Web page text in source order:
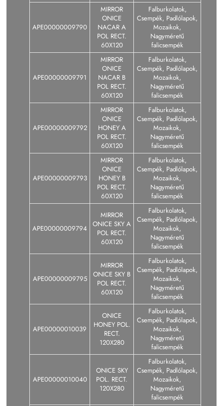
APE00000009790
MIRROR
ONICE
NACAR A
POL RECT.
60X120
Falburkolatok,
Csempék, Padlólapok,
Mozaikok,
Nagyméretű
falicsempék
APE00000009791
MIRROR
ONICE
NACAR B
POL RECT.
60X120
Falburkolatok,
Csempék, Padlólapok,
Mozaikok,
Nagyméretű
falicsempék
APE00000009792
MIRROR
ONICE
HONEY A
POL RECT.
60X120
Falburkolatok,
Csempék, Padlólapok,
Mozaikok,
Nagyméretű
falicsempék
APE00000009793
MIRROR
ONICE
HONEY B
POL RECT.
60X120
Falburkolatok,
Csempék, Padlólapok,
Mozaikok,
Nagyméretű
falicsempék
APE00000009794
MIRROR
ONICE SKY A
POL RECT.
60X120
Falburkolatok,
Csempék, Padlólapok,
Mozaikok,
Nagyméretű
falicsempék
APE00000009795
MIRROR
ONICE SKY B
POL RECT.
60X120
Falburkolatok,
Csempék, Padlólapok,
Mozaikok,
Nagyméretű
falicsempék
APE00000010039
ONICE
HONEY POL.
RECT.
120X280
Falburkolatok,
Csempék, Padlólapok,
Mozaikok,
Nagyméretű
falicsempék
APE00000010040
ONICE SKY
POL. RECT.
120X280
Falburkolatok,
Csempék, Padlólapok,
Mozaikok,
Nagyméretű
falicsempék